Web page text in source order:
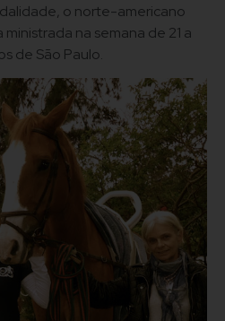
o norte-americano
na semana de 21 a
de São Paulo.